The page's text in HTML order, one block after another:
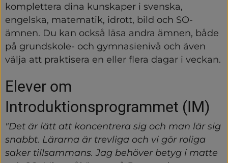
komplettera dina kunskaper i svenska,
engelska, matematik, idrott, bild och SO-
ämnen. Du kan också läsa andra ämnen, både
på grundskole- och gymnasienivå och även
välja att praktisera en eller flera dagar i veckan.
Elever om
Introduktionsprogrammet (IM)
"Det är lätt att koncentrera sig och man lär sig
snabbt. Lärarna är trevliga och vi gör roliga
saker tillsammans. Jag behöver betyg i matte